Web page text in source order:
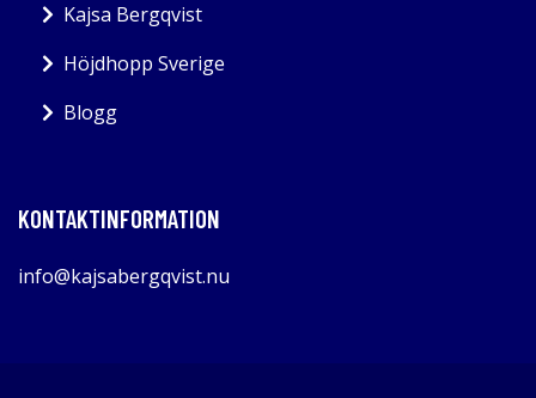
Kajsa Bergqvist
Höjdhopp Sverige
Blogg
KONTAKTINFORMATION
info@kajsabergqvist.nu